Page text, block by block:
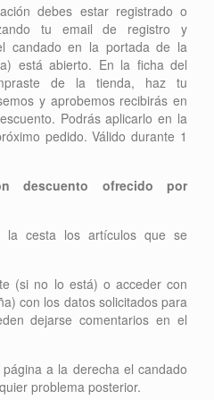
debes estar registrado o
tu email de registro y
candado en la portada de la
está abierto. En la ficha del
de la tienda, haz tu
y aprobemos recibirás en
Podrás aplicarlo en la
pedido. Válido durante 1
descuento ofrecido por
la cesta los artículos que se
(si no lo está) o acceder con
con los datos solicitados para
dejarse comentarios en el
a la derecha el candado
problema posterior.